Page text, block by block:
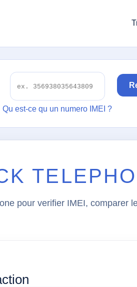
Qu est-ce qu un numero IMEI ?
pour verifier IMEI, comparer